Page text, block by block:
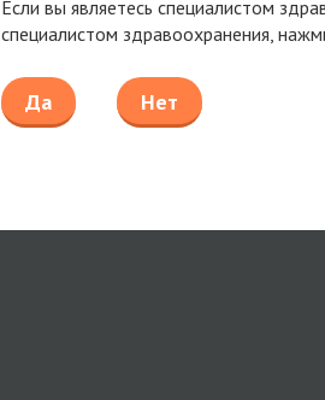
Если вы являетесь специалистом
специалистом здравоохранения,
Да Нет